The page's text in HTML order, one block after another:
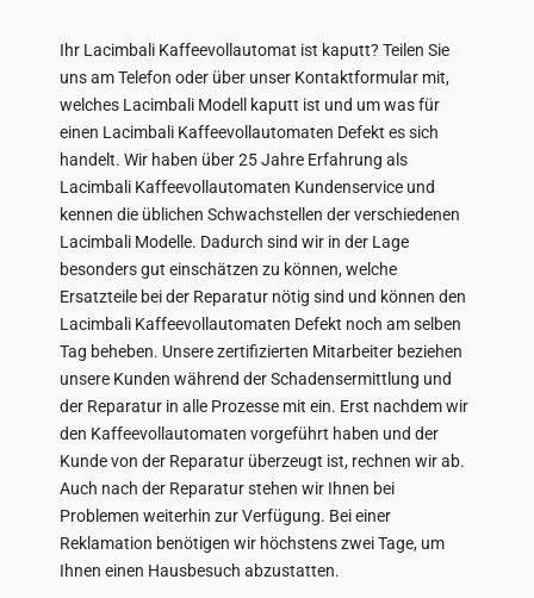
Ihr Lacimbali Kaffeevollautomat ist kaputt? Teilen Sie
uns am Telefon oder über unser Kontaktformular mit,
welches Lacimbali Modell kaputt ist und um was für
einen Lacimbali Kaffeevollautomaten Defekt es sich
handelt. Wir haben über 25 Jahre Erfahrung als
Lacimbali Kaffeevollautomaten Kundenservice und
kennen die üblichen Schwachstellen der verschiedenen
Lacimbali Modelle. Dadurch sind wir in der Lage
besonders gut einschätzen zu können, welche
Ersatzteile bei der Reparatur nötig sind und können den
Lacimbali Kaffeevollautomaten Defekt noch am selben
Tag beheben. Unsere zertifizierten Mitarbeiter beziehen
unsere Kunden während der Schadensermittlung und
der Reparatur in alle Prozesse mit ein. Erst nachdem wir
den Kaffeevollautomaten vorgeführt haben und der
Kunde von der Reparatur überzeugt ist, rechnen wir ab.
Auch nach der Reparatur stehen wir Ihnen bei
Problemen weiterhin zur Verfügung. Bei einer
Reklamation benötigen wir höchstens zwei Tage, um
Ihnen einen Hausbesuch abzustatten.